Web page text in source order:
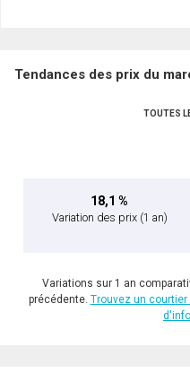
Téléphone
Tendances des prix du
TOUTES
18,1 %
Variation des prix (1 an)
Variations sur 1 an
précédente. Trouvez un